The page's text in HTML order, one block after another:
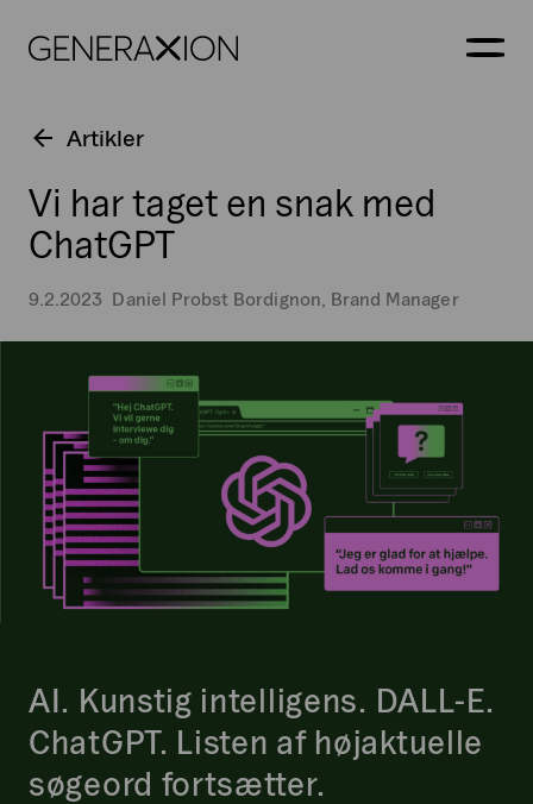
Generaxion
Artikler
Vi har taget en snak med
ChatGPT
9.2.2023 Daniel Probst Bordignon, Brand Manager
AI. Kunstig intelligens. DALL-E.
ChatGPT. Listen af højaktuelle
søgeord fortsætter.